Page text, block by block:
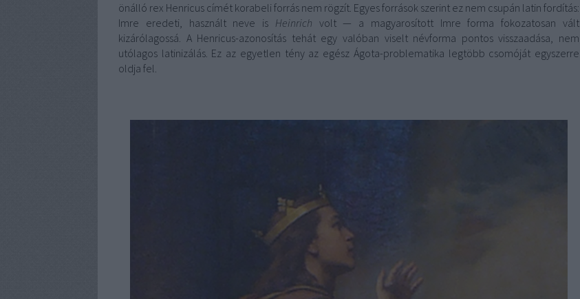
önálló rex Henricus címét korabeli forrás nem rögzít. Egyes források szerint ez nem csupán latin fordítás:
Imre eredeti, használt neve is Heinrich volt — a magyarosított Imre forma fokozatosan vált
kizárólagossá. A Henricus-azonosítás tehát egy valóban viselt névforma pontos visszaadása, nem
utólagos latinizálás. Ez az egyetlen tény az egész Ágota-problematika legtöbb csomóját egyszerre
oldja fel.